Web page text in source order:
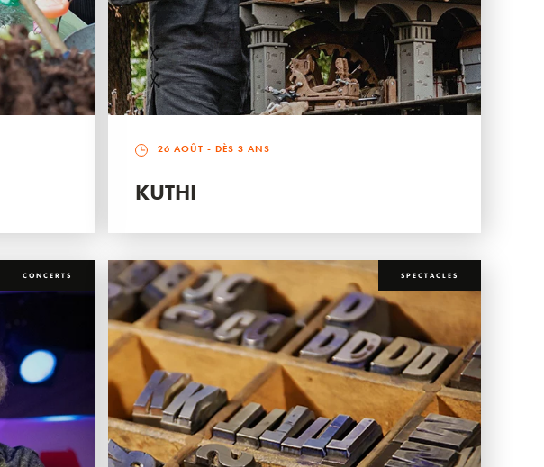
26 AOÛT - DÈS 3 ANS
KUTHI
CONCERTS SPECTACLES